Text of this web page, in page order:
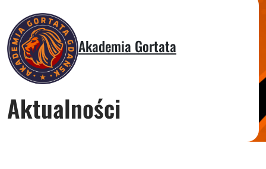
Akademia Gortata
Aktualności